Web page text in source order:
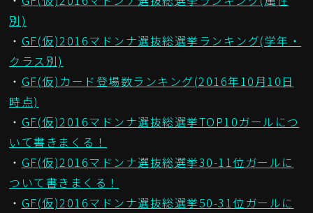
別)
・ GF(仮)2016マドンナ選抜総選挙ランキング(学年・
クラス別)
・ GF(仮)カード登場数ランキング(2016年10月10日
時点)
・ GF(仮)2016マドンナ選抜総選挙TOP10ガールにつ
いて書きまくる！
・ GF(仮)2016マドンナ選抜総選挙30-11位ガールに
ついて書きまくる！
・ GF(仮)2016マドンナ選抜総選挙50-31位ガールに